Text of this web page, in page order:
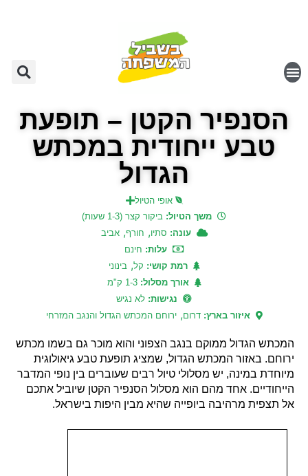
הסנפיר הקטן – תופעת
טבע ייחודית במכתש
הגדול
אופי הטיול
משך הטיול: ביקור קצר (1-3 שעות)
עונה: סתיו, חורף, אביב
עלות: חינם
רמת קושי: קל, בינוני
אורך מסלול:1-3 ק"מ
נגישות: לא נגיש
איזור בארץ:דרום, ירוחם המכתש הגדול והנגב המזרחי
המכתש הגדול ממוקם בנגב הצפוני והוא מוכר גם בשמו מכתש
ירוחם. באזור המכתש הגדול, שמציג תופעת טבע גיאולוגית
מיוחדת במינה, יש מסלולי טיול רבים שעוברים בין נופי המדבר
הייחודיים. אחד מהם הוא מסלול הסנפיר הקטן שיוביל אתכם
אל תצפית מרהיבה ביופייה שהיא מבין היפות בישראל.